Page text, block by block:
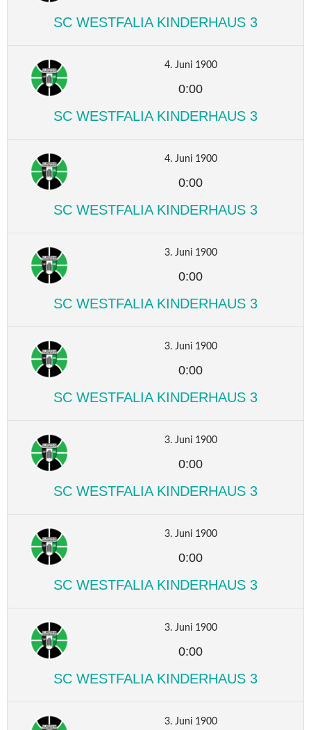
SC WESTFALIA KINDERHAUS 3
4. Juni 1900
0:00
SC WESTFALIA KINDERHAUS 3
4. Juni 1900
0:00
SC WESTFALIA KINDERHAUS 3
3. Juni 1900
0:00
SC WESTFALIA KINDERHAUS 3
3. Juni 1900
0:00
SC WESTFALIA KINDERHAUS 3
3. Juni 1900
0:00
SC WESTFALIA KINDERHAUS 3
3. Juni 1900
0:00
SC WESTFALIA KINDERHAUS 3
3. Juni 1900
0:00
SC WESTFALIA KINDERHAUS 3
3. Juni 1900